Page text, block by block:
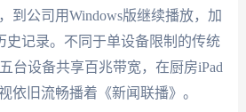
到公司用Windows版继续播放，加
史记录。不同于单设备限制的传统
台设备共享百兆带宽，在厨房iPad
依旧流畅播着《新闻联播》。